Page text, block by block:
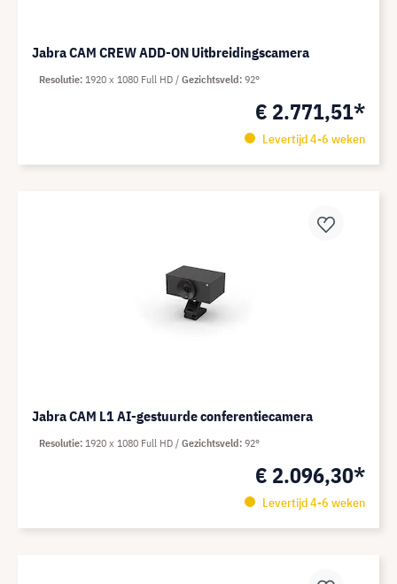
Jabra CAM CREW ADD-ON Uitbreidingscamera
€ 2.771,51*
Levertijd 4-6 weken
Resolutie 1920 x 1080 Full HD Gezichtsveld 92°
Jabra CAM L1 AI-gestuurde conferentiecamera
€ 2.096,30*
Levertijd 4-6 weken
Resolutie 1920 x 1080 Full HD Gezichtsveld 92°